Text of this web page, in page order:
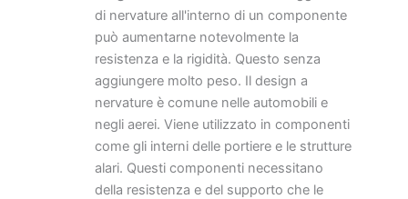
di nervature all'interno di un componente
può aumentarne notevolmente la
resistenza e la rigidità. Questo senza
aggiungere molto peso. Il design a
nervature è comune nelle automobili e
negli aerei. Viene utilizzato in componenti
come gli interni delle portiere e le strutture
alari. Questi componenti necessitano
della resistenza e del supporto che le